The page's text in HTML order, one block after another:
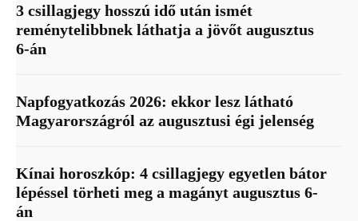
3 csillagjegy hosszú idő után ismét
reménytelibbnek láthatja a jövőt augusztus
6-án
Napfogyatkozás 2026: ekkor lesz látható
Magyarországról az augusztusi égi jelenség
Kínai horoszkóp: 4 csillagjegy egyetlen bátor
lépéssel törheti meg a magányt augusztus 6-
án